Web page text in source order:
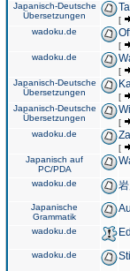
Japanisch-Deutsche
Übersetzungen
[
wadoku.de
[
wadoku.de
[
Japanisch-Deutsche
Übersetzungen
[
Japanisch-Deutsche
Übersetzungen
[
wadoku.de
[
Japanisch auf
PC/PDA
wadoku.de
Japanische
Grammatik
wadoku.de
wadoku.de